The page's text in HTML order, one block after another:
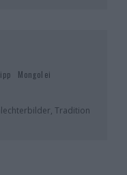
Mongolei
Tradition